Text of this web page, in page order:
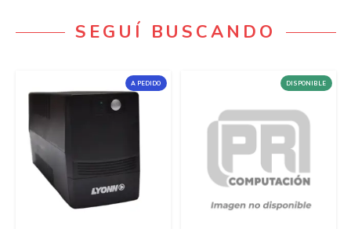
SEGUÍ BUSCANDO
A PEDIDO DISPONIBLE